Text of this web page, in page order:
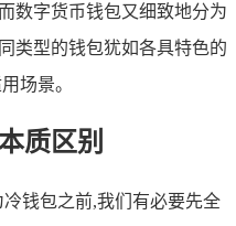
数字货币钱包又细致地分为
类型的钱包犹如各具特色的
场景。
质区别
钱包之前,我们有必要先全